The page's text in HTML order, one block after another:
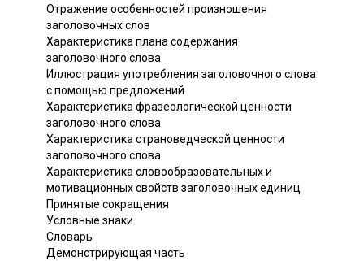
Отражение особенностей произношения
заголовочных слов
Характеристика плана содержания
заголовочного слова
Иллюстрация употребления заголовочного слова
с помощью предложений
Характеристика фразеологической ценности
заголовочного слова
Характеристика страноведческой ценности
заголовочного слова
Характеристика словообразовательных и
мотивационных свойств заголовочных единиц
Принятые сокращения
Условные знаки
Словарь
Демонстрирующая часть